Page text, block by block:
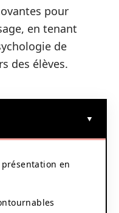
pour
en tenant
de
des élèves.
en